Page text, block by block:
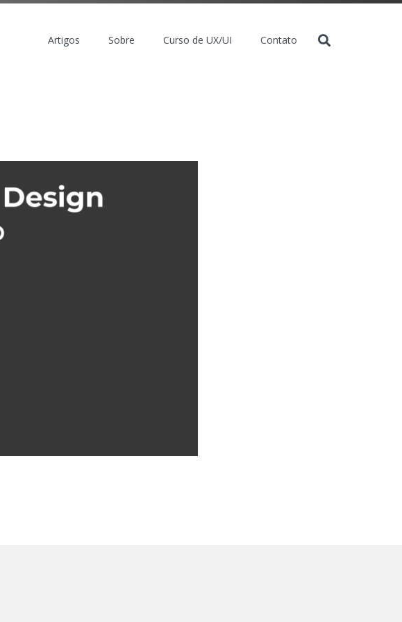
Artigos Sobre Curso de UX/UI Contato